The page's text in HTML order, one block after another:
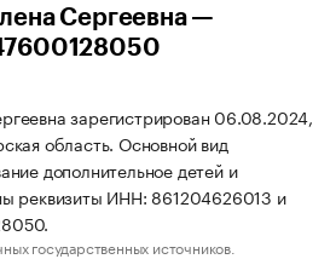
Сергеевна —
зарегистрирован 06.08.2024,
область. Основной вид
дополнительное детей и
реквизиты ИНН: 861204626013 и
государственных источников.